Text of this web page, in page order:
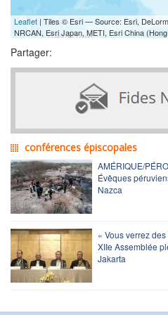
Leaflet | Tiles © Esri — Source: Esri,
NRCAN, Esri Japan, METI, Esri China
Partager:
conférences épiscopales
AMÉRIQUE/
Évêques
Nazca
« Vous verrez
XIIe Assemblée
Jakarta